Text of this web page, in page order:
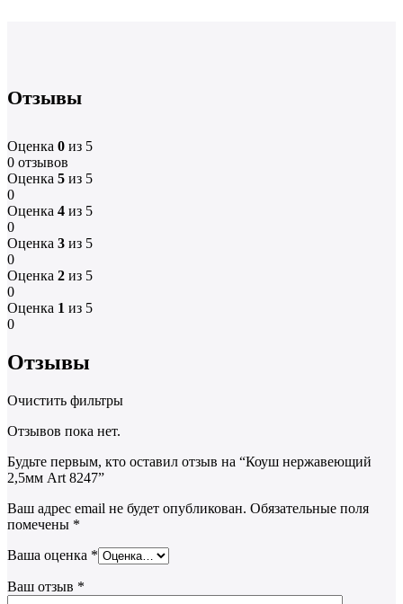
Отзывы
Оценка 0 из 5
0 отзывов
Оценка 5 из 5
0
Оценка 4 из 5
0
Оценка 3 из 5
0
Оценка 2 из 5
0
Оценка 1 из 5
0
Отзывы
Очистить фильтры
Отзывов пока нет.
Будьте первым, кто оставил отзыв на “Коуш нержавеющий
2,5мм Art 8247”
Ваш адрес email не будет опубликован. Обязательные поля
помечены *
Ваша оценка *
Ваш отзыв *